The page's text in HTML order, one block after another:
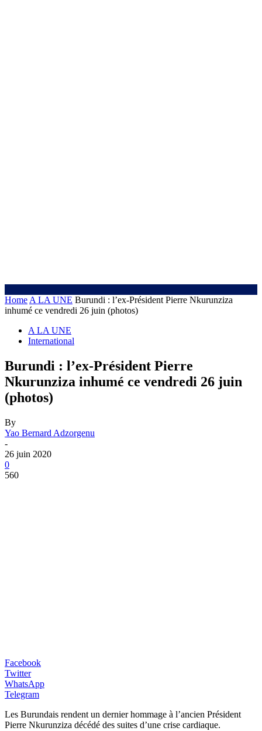
Home A LA UNE Burundi : l’ex-Président Pierre Nkurunziza
inhumé ce vendredi 26 juin (photos)
A LA UNE
International
Burundi : l’ex-Président Pierre
Nkurunziza inhumé ce vendredi 26 juin
(photos)
By
Yao Bernard Adzorgenu
-
26 juin 2020
0
560
Facebook
Twitter
WhatsApp
Telegram
Les Burundais rendent un dernier hommage à l’ancien Président
Pierre Nkurunziza décédé des suites d’une crise cardiaque.